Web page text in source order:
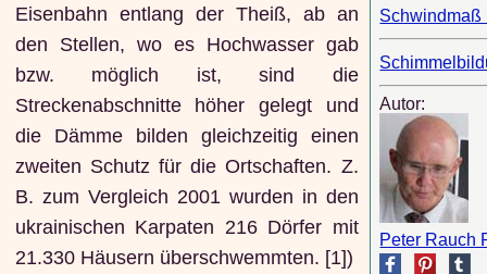
Eisenbahn entlang der Theiß, ab an
den Stellen, wo es Hochwasser gab
bzw. möglich ist, sind die
Streckenabschnitte höher gelegt und
die Dämme bilden gleichzeitig einen
zweiten Schutz für die Ortschaften. Z.
B. zum Vergleich 2001 wurden in den
ukrainischen Karpaten 216 Dörfer mit
21.330 Häusern überschwemmten. [1])
Schwindmaß
Autor:
Peter Rauch